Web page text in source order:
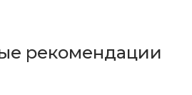
рекомендации